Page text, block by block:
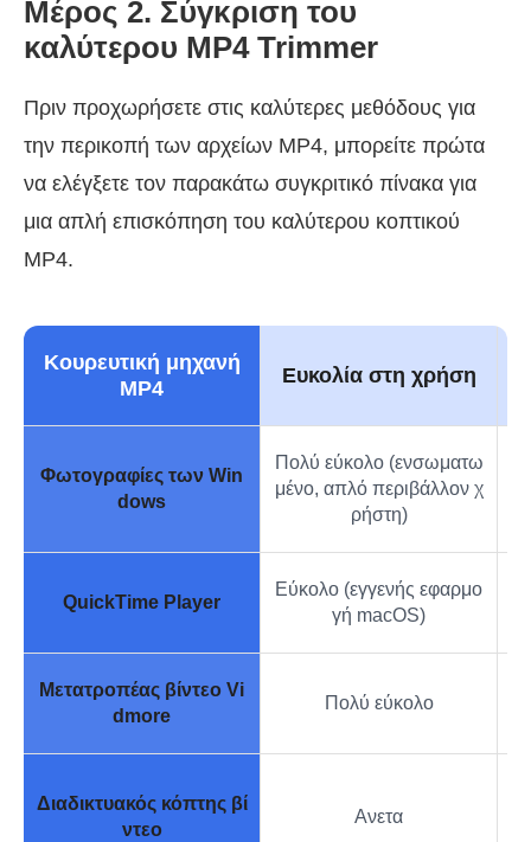
Μέρος 2. Σύγκριση του
καλύτερου MP4 Trimmer
Πριν προχωρήσετε στις καλύτερες μεθόδους για
την περικοπή των αρχείων MP4, μπορείτε πρώτα
να ελέγξετε τον παρακάτω συγκριτικό πίνακα για
μια απλή επισκόπηση του καλύτερου κοπτικού
MP4.
Κουρευτική μηχανή
MP4
Ευκολία στη χρήση
Φωτογραφίες των Win
dows
Πολύ εύκολο (ενσωματω
μένο, απλό περιβάλλον χ
ρήστη)
QuickTime Player
Εύκολο (εγγενής εφαρμο
γή macOS)
Μετατροπέας βίντεο Vi
dmore
Πολύ εύκολο
Διαδικτυακός κόπτης βί
ντεο
Ανετα